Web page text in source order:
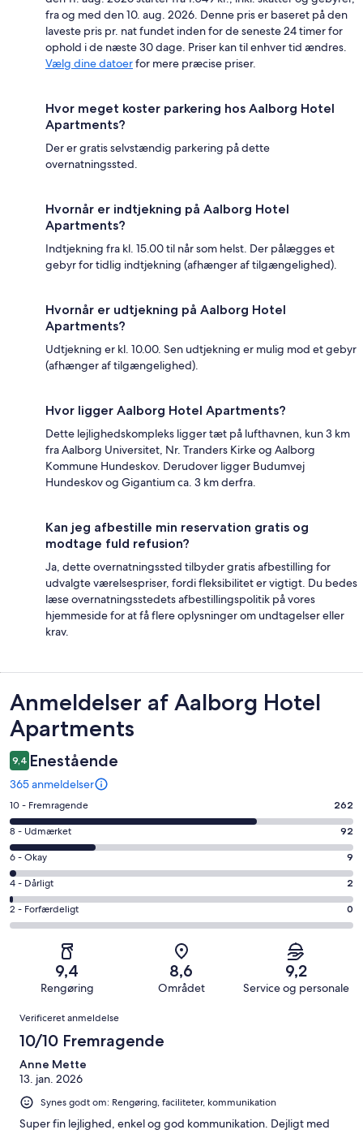
fra og med den 10. aug. 2026. Denne pris er baseret på den
laveste pris pr. nat fundet inden for de seneste 24 timer for
ophold i de næste 30 dage. Priser kan til enhver tid ændres.
Vælg dine datoerfor mere præcise priser.
Hvor meget koster parkering hos Aalborg Hotel
Apartments?
Der er gratis selvstændig parkering på dette
overnatningssted.
Hvornår er indtjekning på Aalborg Hotel
Apartments?
Indtjekning fra kl. 15.00 til når som helst. Der pålægges et
gebyr for tidlig indtjekning (afhænger af tilgængelighed).
Hvornår er udtjekning på Aalborg Hotel
Apartments?
Udtjekning er kl. 10.00. Sen udtjekning er mulig mod et gebyr
(afhænger af tilgængelighed).
Hvor ligger Aalborg Hotel Apartments?
Dette lejlighedskompleks ligger tæt på lufthavnen, kun 3 km
fra Aalborg Universitet, Nr. Tranders Kirke og Aalborg
Kommune Hundeskov. Derudover ligger Budumvej
Hundeskov og Gigantium ca. 3 km derfra.
Kan jeg afbestille min reservation gratis og
modtage fuld refusion?
Ja, dette overnatningssted tilbyder gratis afbestilling for
udvalgte værelsespriser, fordi fleksibilitet er vigtigt. Du bedes
læse overnatningsstedets afbestillingspolitik på vores
hjemmeside for at få flere oplysninger om undtagelser eller
krav.
Anmeldelser
Anmeldelser af Aalborg Hotel
Apartments
9,4 Enestående
365 anmeldelser
Bedømmelse
på
10
−
Fremragende.
262
af
i
anmeldelser
10 - Fremragende 262
Bedømmelse
på
8
−
Udmærket.
92
8 - Udmærket 92
Bedømmelse
på
6
−
Okay.
365
6 - Okay 9
Bedømmelse
på
4
alt
365
4 - Dårligt 2
Bedømmelse
på
Forfærdeligt.
af
alt
365
anmeldelser
2 - Forfærdeligt 0
9,4
Rengøring
8,6
Området
9,2
Service og personale
Anmeldelser
Verificeret anmeldelse
10/10 Fremragende
Anne Mette
13. jan. 2026
Synes godt om: Rengøring, faciliteter, kommunikation
Super fin lejlighed, enkel og god kommunikation. Dejligt med